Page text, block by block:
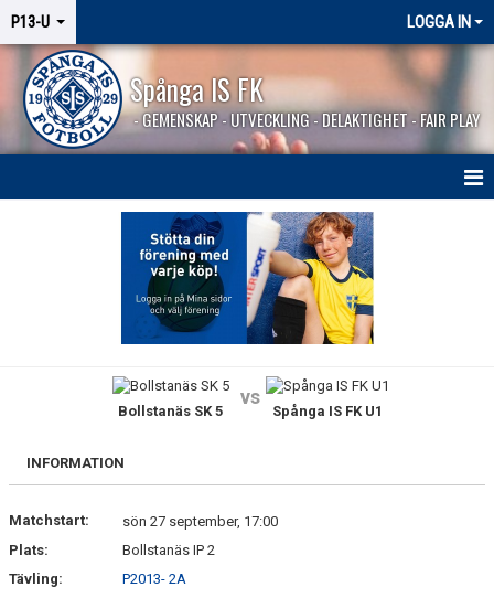
P13-U LOGGA IN
Spånga IS FK
- GEMENSKAP - UTVECKLING - DELAKTIGHET - FAIR PLAY
BILDGALLERI
KONTAKT
Bollstanäs SK 5
vs
Spånga IS FK U1
INFORMATION
Matchstart:
sön 27 september, 17:00
Plats:
Bollstanäs IP 2
Tävling:
P2013- 2A